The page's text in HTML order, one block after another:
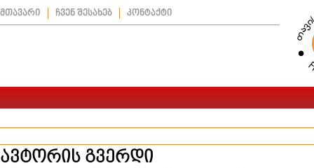
მთავარი ჩვენ შესახებ კონტაქტი
ავტორის გვერდი